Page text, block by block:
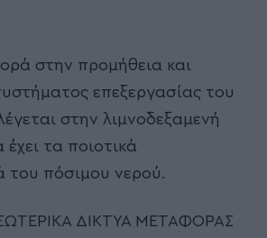
στην προμήθεια και
επεξεργασίας του
στην λιμνοδεξαμενή
τα ποιοτικά
του πόσιμου νερού.
ΔΙΚΤΥΑ ΜΕΤΑΦΟΡΑΣ